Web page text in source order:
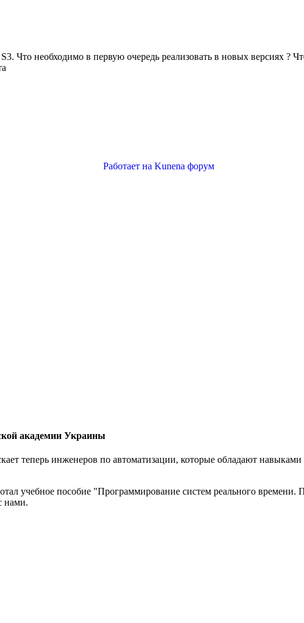
Что необходимо в первую очередь реализовать в новых версиях ?
Работает на Kunena форум
академии Украины
теперь инженеров по автоматизации, которые обладают навыками
учебное пособие "Программирование систем реального
нами.